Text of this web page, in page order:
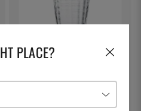
€ 4
PLACE?